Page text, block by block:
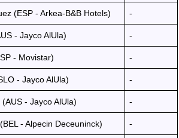
(ESP - Arkea-B&B Hotels) -
- Jayco AlUla) -
- Movistar) -
- Jayco AlUla) -
- Jayco AlUla) -
- Alpecin Deceuninck) -